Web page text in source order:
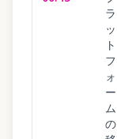
ラ
ッ
ト
フ
ォ
ー
ム
の